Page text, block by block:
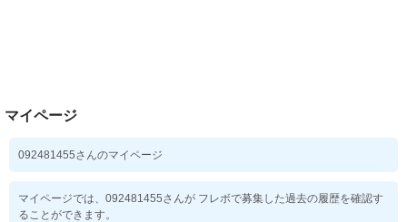
マイページ
092481455さんのマイページ
マイページでは、092481455さんが フレボで募集した過去の履歴を確認す
ることができます。